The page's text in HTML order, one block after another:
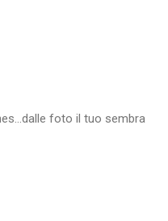
foto il tuo sembra